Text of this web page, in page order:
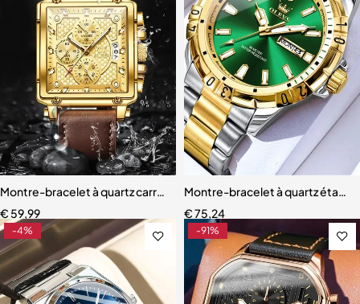
Montre-bracelet à quartz carrée étanche pour homme
€ 59,99
Montre-bracelet à quartz
€75,24
-4% -91%